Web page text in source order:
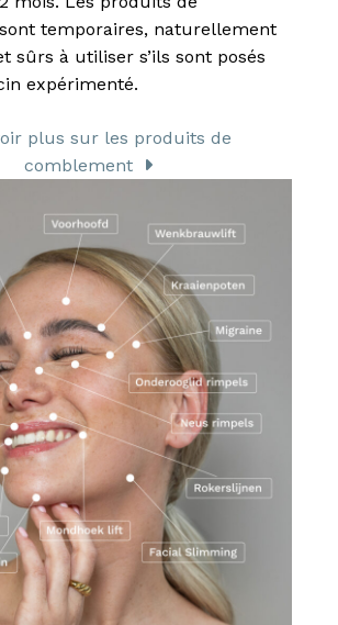
temporaires, naturellement
sûrs à utiliser s’ils sont posés
expérimenté.
plus sur les produits de
comblement